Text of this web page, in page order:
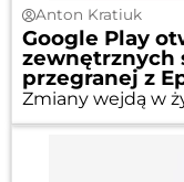
Anton Kratiuk
Google Play
zewnętrznych
przegranej z
Zmiany wejdą w